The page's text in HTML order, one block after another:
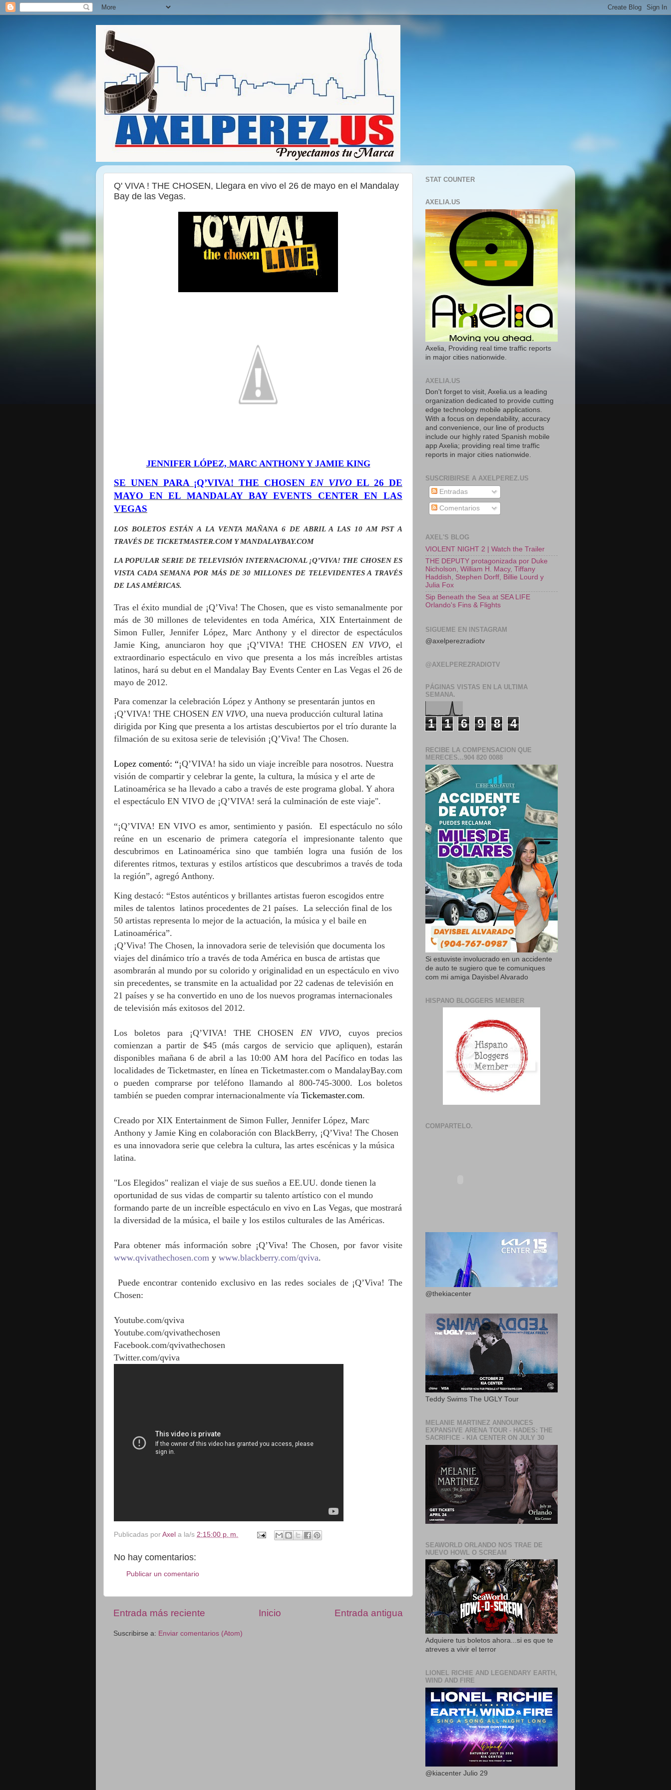
Q' VIVA ! THE CHOSEN, Llegara en vivo el 26 de mayo en el Mandalay
Bay de las Vegas.
JENNIFER LÓPEZ, MARC ANTHONY Y JAMIE KING
SE UNEN PARA ¡Q’VIVA! THE CHOSEN EN VIVOEL 26 DE
MAYO EN EL MANDALAY BAY EVENTS CENTER EN LAS
VEGAS
LOS BOLETOS ESTÁN A LA VENTA MAÑANA 6 DE ABRIL A LAS 10 AM PST A
TRAVÉS DE TICKETMASTER.COM Y MANDALAYBAY.COM
LA POPULAR SERIE DE TELEVISIÓN INTERNACIONAL ¡Q’VIVA! THE CHOSEN ES
VISTA CADA SEMANA POR MÁS DE 30 MILLONES DE TELEVIDENTES A TRAVÉS
DE LAS AMÉRICAS.
Tras el éxito mundial de ¡Q’Viva! The Chosen, que es visto semanalmente por
más de 30 millones de televidentes en toda América, XIX Entertainment de
Simon Fuller, Jennifer López, Marc Anthony y el director de espectáculos
Jamie King, anunciaron hoy que ¡Q’VIVA! THE CHOSEN EN VIVO, el
extraordinario espectáculo en vivo que presenta a los más increíbles artistas
latinos, hará su debut en el Mandalay Bay Events Center en Las Vegas el 26 de
mayo de 2012.
Para comenzar la celebración López y Anthony se presentarán juntos en
¡Q’VIVA! THE CHOSEN EN VIVO, una nueva producción cultural latina
dirigida por King que presenta a los artistas descubiertos por el trío durante la
filmación de su exitosa serie de televisión ¡Q’Viva! The Chosen.
Lopez comentó: “¡Q’VIVA! ha sido un viaje increíble para nosotros. Nuestra
visión de compartir y celebrar la gente, la cultura, la música y el arte de
Latinoamérica se ha llevado a cabo a través de este programa global. Y ahora
el espectáculo EN VIVO de ¡Q’VIVA! será la culminación de este viaje".
“¡Q’VIVA! EN VIVO es amor, sentimiento y pasión. El espectáculo no sólo
reúne en un escenario de primera categoría el impresionante talento que
descubrimos en Latinoamérica sino que también logra una fusión de los
diferentes ritmos, texturas y estilos artísticos que descubrimos a través de toda
la región”, agregó Anthony.
King destacó: “Estos auténticos y brillantes artistas fueron escogidos entre
miles de talentos latinos procedentes de 21 países. La selección final de los
50 artistas representa lo mejor de la actuación, la música y el baile en
Latinoamérica”.
¡Q’Viva! The Chosen, la innovadora serie de televisión que documenta los
viajes del dinámico trío a través de toda América en busca de artistas que
asombrarán al mundo por su colorido y originalidad en un espectáculo en vivo
sin precedentes, se transmite en la actualidad por 22 cadenas de televisión en
21 países y se ha convertido en uno de los nuevos programas internacionales
de televisión más exitosos del 2012.
Los boletos para ¡Q’VIVA! THE CHOSEN EN VIVO, cuyos precios
comienzan a partir de $45 (más cargos de servicio que apliquen), estarán
disponibles mañana 6 de abril a las 10:00 AM hora del Pacífico en todas las
localidades de Ticketmaster, en línea en Ticketmaster.com o MandalayBay.com
o pueden comprarse por teléfono llamando al 800-745-3000. Los boletos
también se pueden comprar internacionalmente vía Tickemaster.com.
Creado por XIX Entertainment de Simon Fuller, Jennifer López, Marc
Anthony y Jamie King en colaboración con BlackBerry, ¡Q’Viva! The Chosen
es una innovadora serie que celebra la cultura, las artes escénicas y la música
latina.
"Los Elegidos" realizan el viaje de sus sueños a EE.UU. donde tienen la
oportunidad de sus vidas de compartir su talento artístico con el mundo
formando parte de un increíble espectáculo en vivo en Las Vegas, que mostrará
la diversidad de la música, el baile y los estilos culturales de las Américas.
Para obtener más información sobre ¡Q’Viva! The Chosen, por favor visite
www.qvivathechosen.com y www.blackberry.com/qviva.
Puede encontrar contenido exclusivo en las redes sociales de ¡Q’Viva!The
Chosen:
Youtube.com/qviva
Youtube.com/qvivathechosen
Facebook.com/qvivathechosen
Twitter.com/qviva
Publicadas por Axel a la/s 2:15:00 p. m.
No hay comentarios:
Publicar un comentario
Entrada más reciente Entrada antigua
Inicio
Suscribirse a: Enviar comentarios (Atom)
STAT COUNTER
AXELIA.US
Axelia, Providing real time traffic reports
in major cities nationwide.
AXELIA.US
Don't forget to visit, Axelia.us a leading
organization dedicated to provide cutting
edge technology mobile applications.
With a focus on dependability, accuracy
and convenience, our line of products
include our highly rated Spanish mobile
app Axelia; providing real time traffic
reports in major cities nationwide.
SUSCRIBIRSE A AXELPEREZ.US
Entradas
Comentarios
AXEL'S BLOG
VIOLENT NIGHT 2 | Watch the Trailer
THE DEPUTY protagonizada por Duke
Nicholson, William H. Macy, Tiffany
Haddish, Stephen Dorff, Billie Lourd y
Julia Fox
Sip Beneath the Sea at SEA LIFE
Orlando's Fins & Flights
SIGUEME EN INSTAGRAM
@axelperezradiotv
@AXELPEREZRADIOTV
PÁGINAS VISTAS EN LA ULTIMA
SEMANA.
1 1 6 9 8 4
RECIBE LA COMPENSACION QUE
MERECES...904 820 0088
Si estuviste involucrado en un accidente
de auto te sugiero que te comuniques
com mi amiga Dayisbel Alvarado
HISPANO BLOGGERS MEMBER
COMPARTELO.
@thekiacenter
Teddy Swims The UGLY Tour
MELANIE MARTINEZ ANNOUNCES
EXPANSIVE ARENA TOUR - HADES: THE
SACRIFICE - KIA CENTER ON JULY 30
SEAWORLD ORLANDO NOS TRAE DE
NUEVO HOWL O SCREAM
Adquiere tus boletos ahora...si es que te
atreves a vivir el terror
LIONEL RICHIE AND LEGENDARY EARTH,
WIND AND FIRE
@kiacenter Julio 29